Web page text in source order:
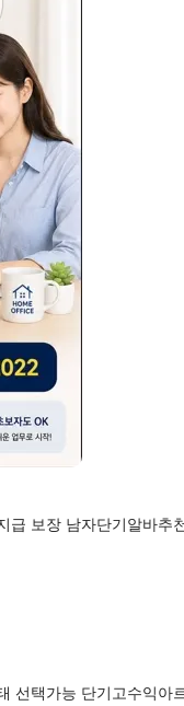
보장 남자단기알바추
선택가능 단기고수익아